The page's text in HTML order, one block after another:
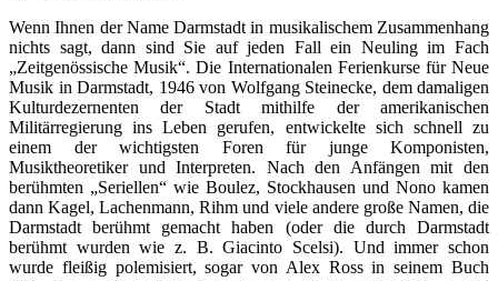
Wenn Ihnen der Name Darmstadt in musikalischem Zusammenhang
nichts sagt, dann sind Sie auf jeden Fall ein Neuling im Fach
„Zeitgenössische Musik“. Die Internationalen Ferienkurse für Neue
Musik in Darmstadt, 1946 von Wolfgang Steinecke, dem damaligen
Kulturdezernenten der Stadt mithilfe der amerikanischen
Militärregierung ins Leben gerufen, entwickelte sich schnell zu
einem der wichtigsten Foren für junge Komponisten,
Musiktheoretiker und Interpreten. Nach den Anfängen mit den
berühmten „Seriellen“ wie Boulez, Stockhausen und Nono kamen
dann Kagel, Lachenmann, Rihm und viele andere große Namen, die
Darmstadt berühmt gemacht haben (oder die durch Darmstadt
berühmt wurden wie z. B. Giacinto Scelsi). Und immer schon
wurde fleißig polemisiert, sogar von Alex Ross in seinem Buch